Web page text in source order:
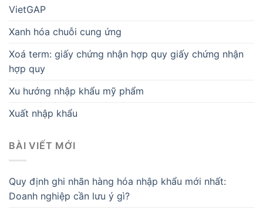
VietGAP
Xanh hóa chuỗi cung ứng
Xoá term: giấy chứng nhận hợp quy giấy chứng nhận
hợp quy
Xu hướng nhập khẩu mỹ phẩm
Xuất nhập khẩu
BÀI VIẾT MỚI
Quy định ghi nhãn hàng hóa nhập khẩu mới nhất:
Doanh nghiệp cần lưu ý gì?